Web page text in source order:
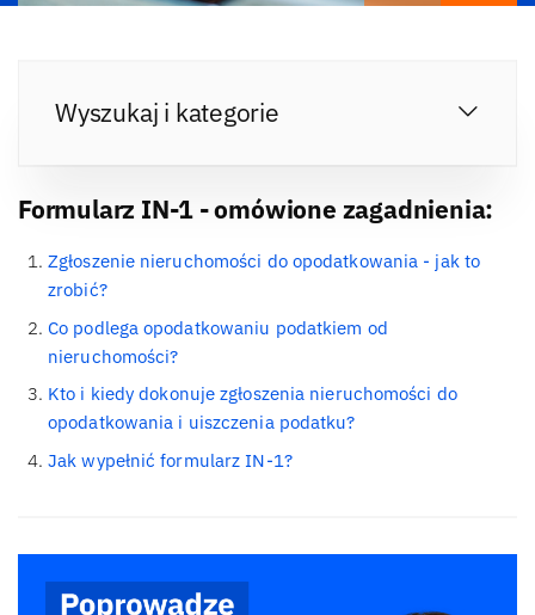
Wyszukaj i kategorie
Formularz IN-1 - omówione zagadnienia:
Zgłoszenie nieruchomości do opodatkowania - jak to
zrobić?
Co podlega opodatkowaniu podatkiem od
nieruchomości?
Kto i kiedy dokonuje zgłoszenia nieruchomości do
opodatkowania i uiszczenia podatku?
Jak wypełnić formularz IN-1?